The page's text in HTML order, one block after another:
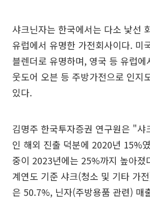
샤크닌자는 한국에서는 다소 낯선
유럽에서 유명한 가전회사이다. 미
블렌더로 유명하며, 영국 등 유럽
웃도어 오븐 등 주방가전으로 인지
있다.
김명주 한국투자증권 연구원은 "샤
인 해외 진출 덕분에 2020년 15%
중이 2023년에는 25%까지 높아
계연도 기준 샤크(청소 및 기타 가
은 50.7%, 닌자(주방용품 관련) 매